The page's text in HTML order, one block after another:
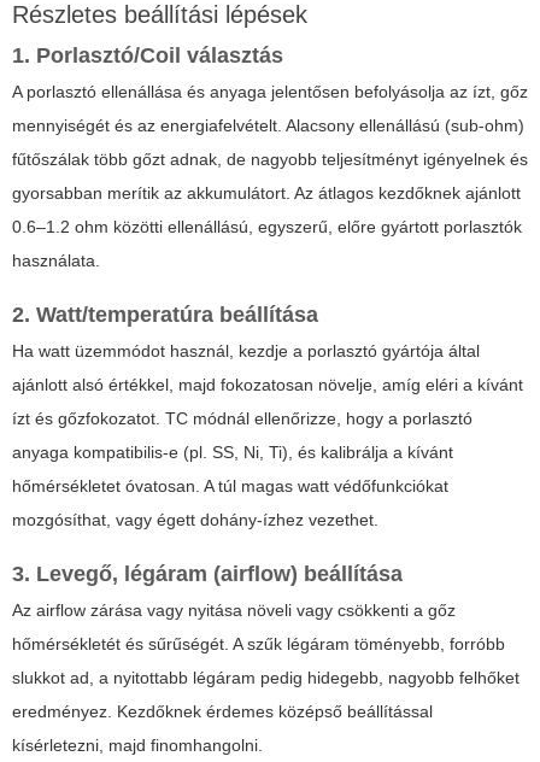
Részletes beállítási lépések
1. Porlasztó/Coil választás
A porlasztó ellenállása és anyaga jelentősen befolyásolja az ízt, gőz
mennyiségét és az energiafelvételt. Alacsony ellenállású (sub-ohm)
fűtőszálak több gőzt adnak, de nagyobb teljesítményt igényelnek és
gyorsabban merítik az akkumulátort. Az átlagos kezdőknek ajánlott
0.6–1.2 ohm közötti ellenállású, egyszerű, előre gyártott porlasztók
használata.
2. Watt/temperatúra beállítása
Ha watt üzemmódot használ, kezdje a porlasztó gyártója által
ajánlott alsó értékkel, majd fokozatosan növelje, amíg eléri a kívánt
ízt és gőzfokozatot. TC módnál ellenőrizze, hogy a porlasztó
anyaga kompatibilis-e (pl. SS, Ni, Ti), és kalibrálja a kívánt
hőmérsékletet óvatosan. A túl magas watt védőfunkciókat
mozgósíthat, vagy égett dohány-ízhez vezethet.
3. Levegő, légáram (airflow) beállítása
Az airflow zárása vagy nyitása növeli vagy csökkenti a gőz
hőmérsékletét és sűrűségét. A szűk légáram töményebb, forróbb
slukkot ad, a nyitottabb légáram pedig hidegebb, nagyobb felhőket
eredményez. Kezdőknek érdemes középső beállítással
kísérletezni, majd finomhangolni.